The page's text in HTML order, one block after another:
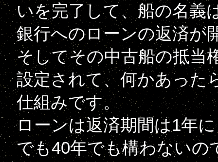
いを完了して、船の名義
銀行へのローンの返済が
そしてその中古船の抵当
設定されて、何かあった
仕組みです。
ローンは返済期間は1年
でも40年でも構わないの